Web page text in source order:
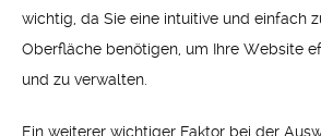
wichtig, da Sie eine intuitive und einfach
Oberfläche benötigen, um Ihre Website
und zu verwalten.
Ein weiterer wichtiger Faktor bei der